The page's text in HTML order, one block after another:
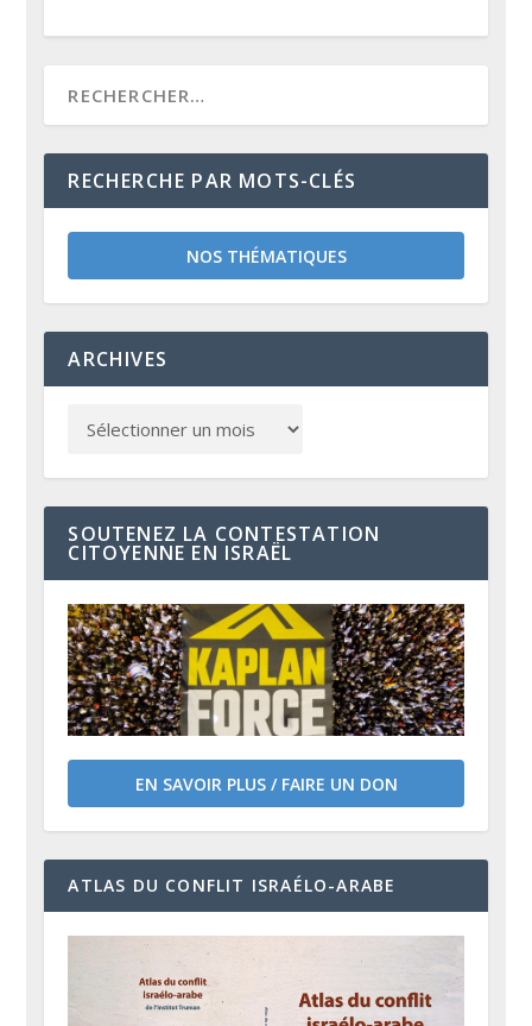
RECHERCHE PAR MOTS-CLÉS
NOS THÉMATIQUES
ARCHIVES
SOUTENEZ LA CONTESTATION
CITOYENNE EN ISRAËL
EN SAVOIR PLUS / FAIRE UN DON
ATLAS DU CONFLIT ISRAÉLO-ARABE